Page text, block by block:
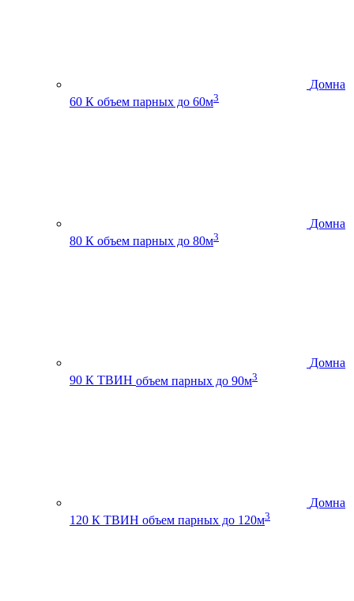
Домна
60 К объем парных до 60м3
Домна
80 К объем парных до 80м3
Домна
90 К ТВИН объем парных до 90м3
Домна
120 К ТВИН объем парных до 120м3